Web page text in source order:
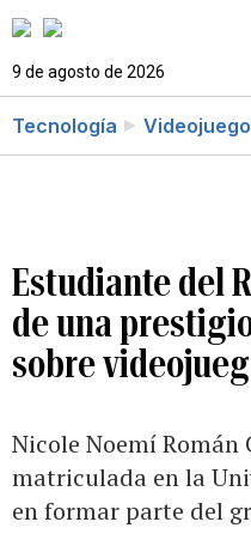
9 de agosto de 2026
Tecnología
Estudiante del
de una
sobre
Nicole Noemí Román
matriculada en la
en formar parte del